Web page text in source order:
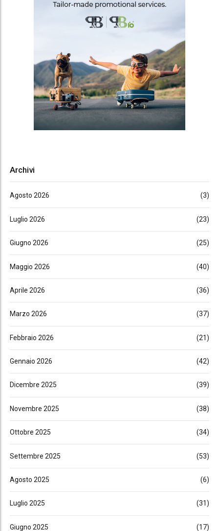
Archivi
Agosto 2026 (3)
Luglio 2026 (23)
Giugno 2026 (25)
Maggio 2026 (40)
Aprile 2026 (36)
Marzo 2026 (37)
Febbraio 2026 (21)
Gennaio 2026 (42)
Dicembre 2025 (39)
Novembre 2025 (38)
Ottobre 2025 (34)
Settembre 2025 (53)
Agosto 2025 (6)
Luglio 2025 (31)
Giugno 2025 (17)